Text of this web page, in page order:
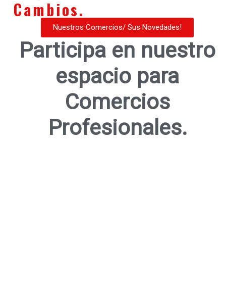
Cambios.
Nuestros Comercios/ Sus Novedades!
Participa en nuestro
espacio para
Comercios
Profesionales.